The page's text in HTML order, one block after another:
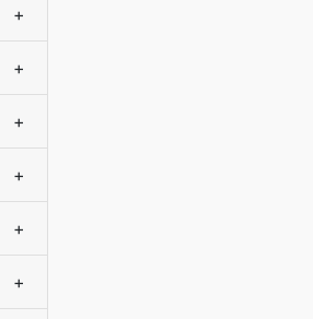
+
+
+
+
+
+